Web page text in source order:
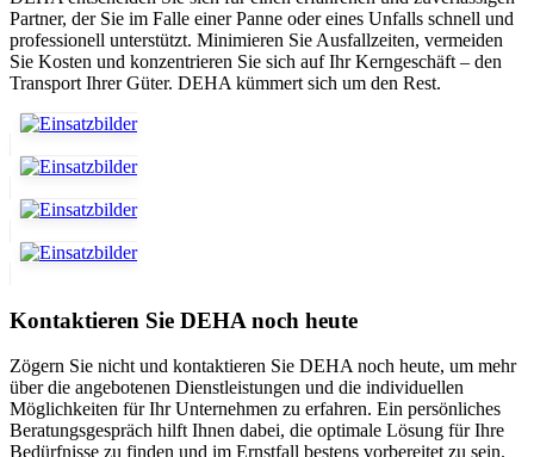
Partner, der Sie im Falle einer Panne oder eines Unfalls schnell und
professionell unterstützt. Minimieren Sie Ausfallzeiten, vermeiden
Sie Kosten und konzentrieren Sie sich auf Ihr Kerngeschäft – den
Transport Ihrer Güter. DEHA kümmert sich um den Rest.
Kontaktieren Sie DEHA noch heute
Zögern Sie nicht und kontaktieren Sie DEHA noch heute, um mehr
über die angebotenen Dienstleistungen und die individuellen
Möglichkeiten für Ihr Unternehmen zu erfahren. Ein persönliches
Beratungsgespräch hilft Ihnen dabei, die optimale Lösung für Ihre
Bedürfnisse zu finden und im Ernstfall bestens vorbereitet zu sein.